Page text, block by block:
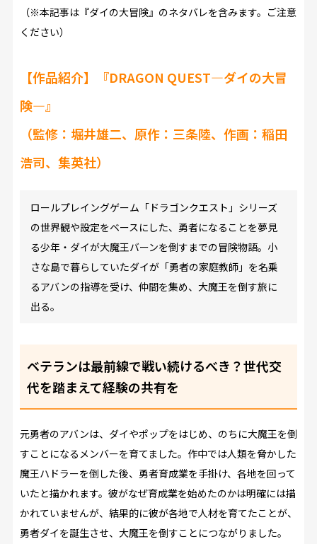
（※本記事は『ダイの大冒険』のネタバレを含みます。ご注意
ください）
【作品紹介】『DRAGON QUEST―ダイの大冒
険―』
（監修：堀井雄二、原作：三条陸、作画：稲田
浩司、集英社）
ロールプレイングゲーム「ドラゴンクエスト」シリーズ
の世界観や設定をベースにした、勇者になることを夢見
る少年・ダイが大魔王バーンを倒すまでの冒険物語。小
さな島で暮らしていたダイが「勇者の家庭教師」を名乗
るアバンの指導を受け、仲間を集め、大魔王を倒す旅に
出る。
ベテランは最前線で戦い続けるべき？世代交
代を踏まえて経験の共有を
元勇者のアバンは、ダイやポップをはじめ、のちに大魔王を倒
すことになるメンバーを育てました。作中では人類を脅かした
魔王ハドラーを倒した後、勇者育成業を手掛け、各地を回って
いたと描かれます。彼がなぜ育成業を始めたのかは明確には描
かれていませんが、結果的に彼が各地で人材を育てたことが、
勇者ダイを誕生させ、大魔王を倒すことにつながりました。